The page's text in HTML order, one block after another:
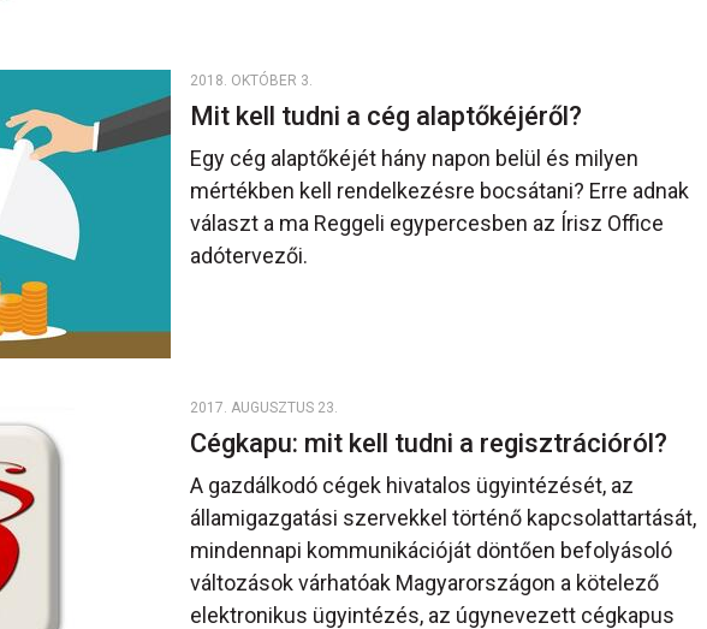
2018. OKTÓBER 3.
Mit kell tudni a cég alaptőkéjéről?
Egy cég alaptőkéjét hány napon belül és milyen
mértékben kell rendelkezésre bocsátani? Erre adnak
választ a ma Reggeli egypercesben az Írisz Office
adótervezői.
2017. AUGUSZTUS 23.
Cégkapu: mit kell tudni a regisztrációról?
A gazdálkodó cégek hivatalos ügyintézését, az
államigazgatási szervekkel történő kapcsolattartását,
mindennapi kommunikációját döntően befolyásoló
változások várhatóak Magyarországon a kötelező
elektronikus ügyintézés, az úgynevezett cégkapus